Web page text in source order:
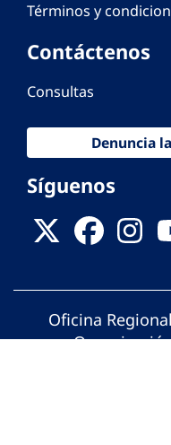
Términos y
Contáctenos
Consultas
Denuncia
Síguenos
Oficina